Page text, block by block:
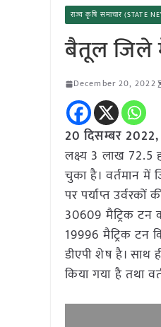
राज्य कृषि समाचार (STATE
बैतूल जिले
December 20, 2022
20 दिसम्बर
लक्ष्य 3 लाख 72.5
चुका है। वर्तमान में
पर पर्याप्त
30609 मैट्रिक टन
19996 मैट्रिक टन
डीएपी शेष है।
किया गया है तथा